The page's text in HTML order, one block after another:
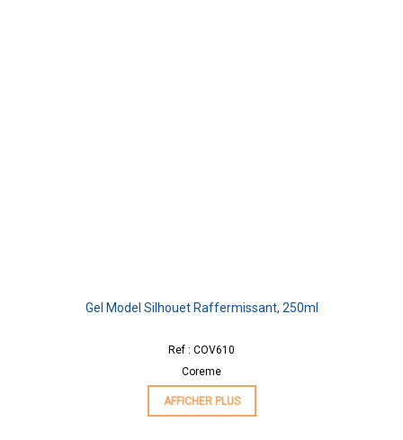
Gel Model Silhouet Raffermissant, 250ml
Ref : COV610
Coreme
AFFICHER PLUS